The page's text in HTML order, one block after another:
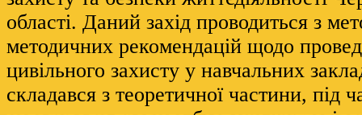
області. Даний захід проводиться з
методичних рекомендацій щодо
цивільного захисту у навчальних
складався з теоретичної частини, під